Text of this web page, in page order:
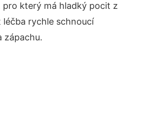
pro který má hladký pocit z
rychle schnoucí
zápachu.